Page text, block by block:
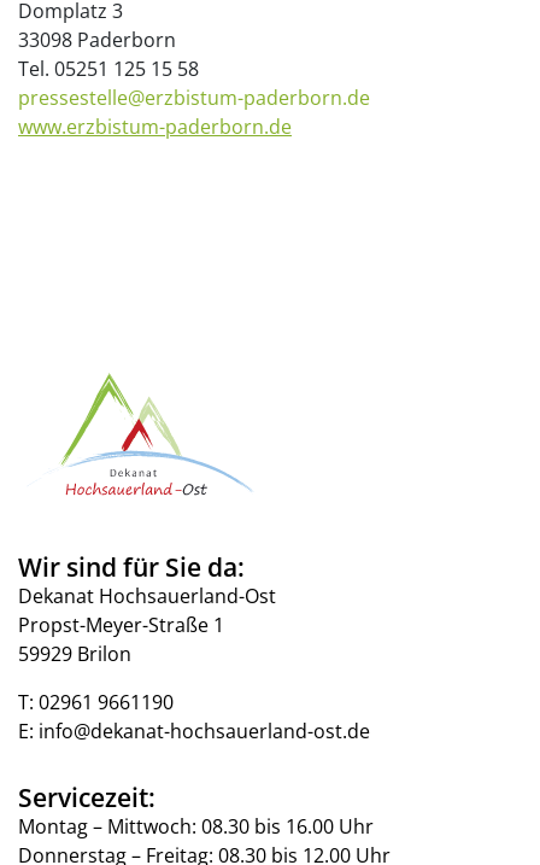
Domplatz 3
33098 Paderborn
Tel. 05251 125 15 58
pressestelle@erzbistum-paderborn.de
www.erzbistum-paderborn.de
Wir sind für Sie da:
Dekanat Hochsauerland-Ost
Propst-Meyer-Straße 1
59929 Brilon
T: 02961 9661190
E: info@dekanat-hochsauerland-ost.de
Servicezeit:
Montag – Mittwoch: 08.30 bis 16.00 Uhr
Donnerstag – Freitag: 08.30 bis 12.00 Uhr